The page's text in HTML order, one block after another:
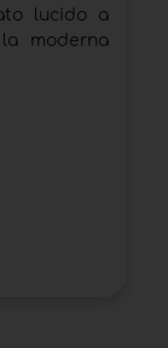
lucido a
moderna